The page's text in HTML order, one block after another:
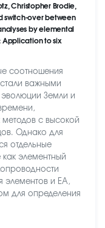
Christopher Brodie,
switch-over between
by elemental
Application to six
соотношения
важными
эволюции Земли и
с высокой
Однако для
отдельные
элементный
элементов и EA,
для определения